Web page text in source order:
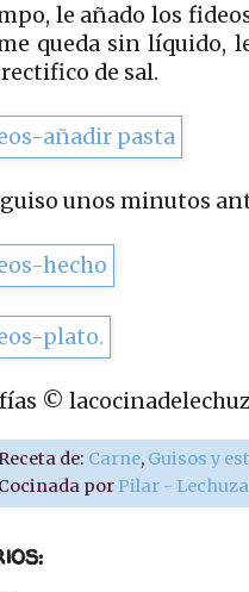
le añado los
queda sin líquido,
de sal.
unos minutos
©
de: Carne, Guisos y
Cocinada por Pilar - Lechuza